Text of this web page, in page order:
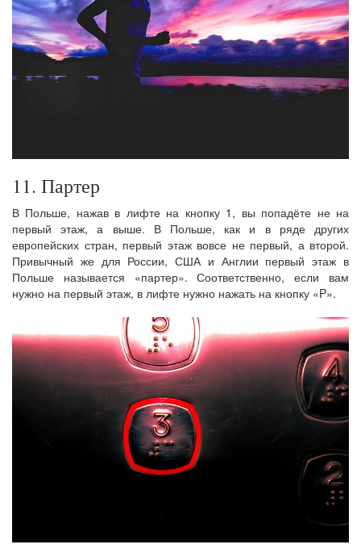
11. Партер
В Польше, нажав в лифте на кнопку 1, вы попадёте не на
первый этаж, а выше. В Польше, как и в ряде других
европейских стран, первый этаж вовсе не первый, а второй.
Привычный же для России, США и Англии первый этаж в
Польше называется «партер». Соответственно, если вам
нужно на первый этаж, в лифте нужно нажать на кнопку «P».